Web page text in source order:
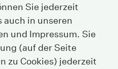
Sie jederzeit
auch in unseren
und Impressum. Sie
(auf der Seite
zu Cookies) jederzeit